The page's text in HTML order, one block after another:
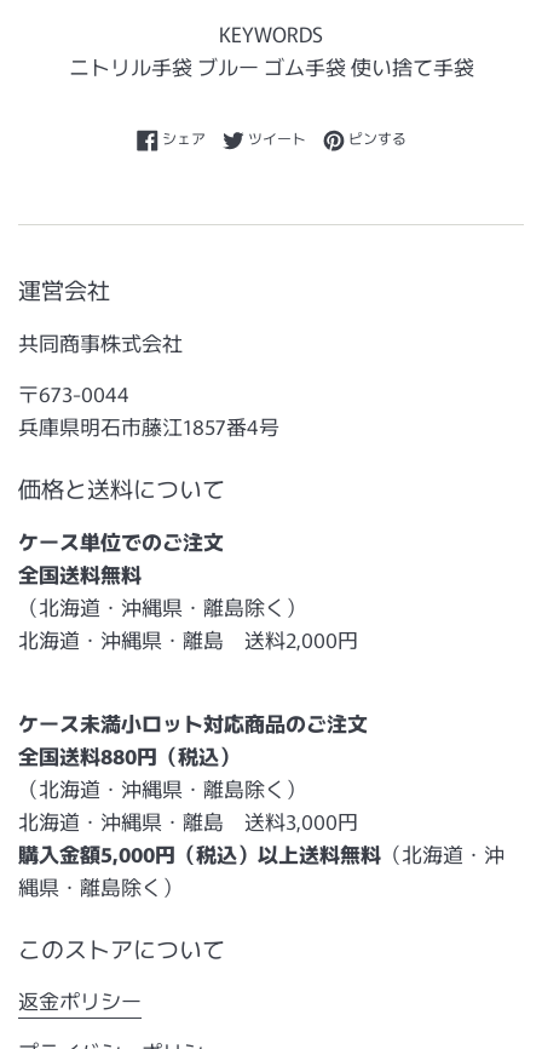
KEYWORDS
ニトリル手袋 ブルー ゴム手袋 使い捨て手袋
シェアFacebookでシェアする
ツイートTwitterに投稿する
ピンするPinterestでピンする
運営会社
共同商事株式会社
〒673-0044
兵庫県明石市藤江1857番4号
価格と送料について
ケース単位でのご注文
全国送料無料
（北海道・沖縄県・離島除く）
北海道・沖縄県・離島 送料2,000円
ケース未満小ロット対応商品のご注文
全国送料880円（税込）
（北海道・沖縄県・離島除く）
北海道・沖縄県・離島 送料3,000円
購入金額5,000円（税込）以上送料無料 （北海道・沖
縄県・離島除く）
このストアについて
返金ポリシー